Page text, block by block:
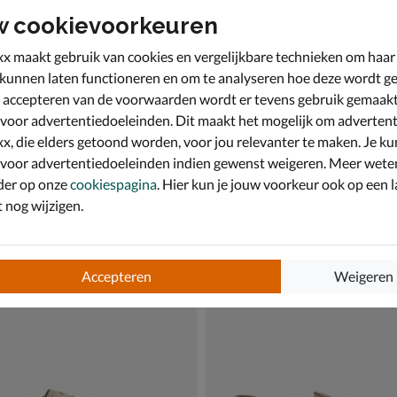
cookievoorkeuren
maakt gebruik van cookies en vergelijkbare technieken om
laten functioneren en om te analyseren hoe deze wordt
van de voorwaarden wordt er tevens gebruik
advertentiedoeleinden. Dit maakt het mogelijk om
die elders getoond worden, voor jou relevanter te maken. Je
advertentiedoeleinden indien gewenst weigeren. Meer
op onzecookiespagina . Hier kun je jouw voorkeur ook op een
wijzigen.
Accepteren Weigeren